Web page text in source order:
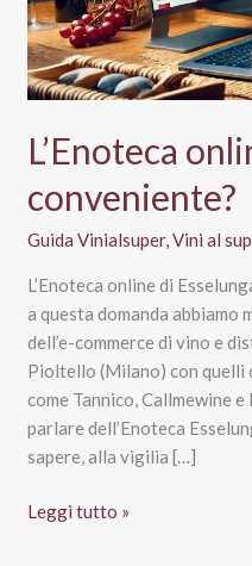
L’Enoteca
conveniente?
Guida Vinialsuper,Vini al
L’Enoteca online di
a questa domanda abbiamo
dell’e-commerce di vino e
Pioltello (Milano) con
come Tannico, Callmewine
parlare dell’Enoteca
sapere, alla vigilia […]
L’Enoteca
Leggi tutto »